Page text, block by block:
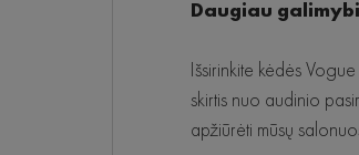
Daugiau
Išsirinkite kėdės
skirtis nuo audinio
apžiūrėti mūsų